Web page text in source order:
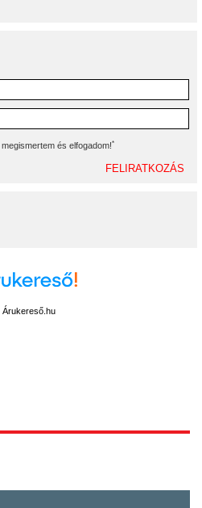
megismertem és elfogadom!*
Árukereső.hu